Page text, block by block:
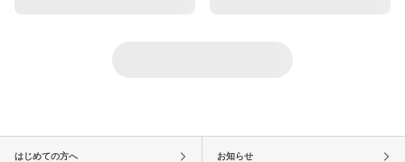
はじめての方へ お知らせ